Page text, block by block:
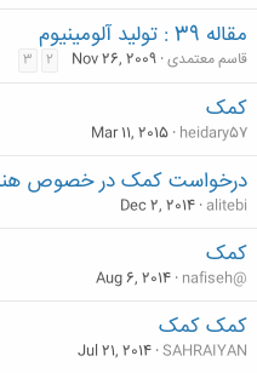
مقاله 39 : تولید آلومینیوم
قاسم معتمدی Nov 26, 2009
2
3
کمک
heidary57
Mar 11, 2015
درخواست کمک در خصوص
alitebi
Dec 2, 2014
کمک
nafiseh@
Aug 6, 2014
کمک کمک
SAHRAIYAN
Jul 21, 2014